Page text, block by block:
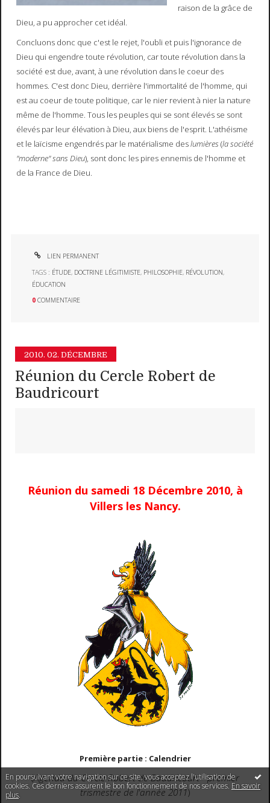
En poursuivant votre navigation sur ce site, vous acceptez l'utilisation de
cookies. Ces derniers assurent le bon fonctionnement de nos services. En savoir
plus.
raison de la grâce de
Dieu, a pu approcher cet idéal.
Concluons donc que c'est le rejet, l'oubli et puis l'ignorance de
Dieu qui engendre toute révolution, car toute révolution dans la
société est due, avant, à une révolution dans le coeur des
hommes. C'est donc Dieu, derrière l'immortalité de l'homme, qui
est au coeur de toute politique, car le nier revient à nier la nature
même de l'homme. Tous les peuples qui se sont élevés se sont
élevés par leur élévation à Dieu, aux biens de l'esprit. L'athéisme
et le laïcisme engendrés par le matérialisme deslumières (la société
"moderne" sans Dieu), sont donc les pires ennemis de l'homme et
de la France de Dieu.
LIEN PERMANENT
TAGS : ÉTUDE, DOCTRINE LÉGITIMISTE, PHILOSOPHIE, RÉVOLUTION,
ÉDUCATION
0 COMMENTAIRE
2010. 02. DÉCEMBRE
Réunion du Cercle Robert de
Baudricourt
Réunion du samedi 18 Décembre 2010, à
Villers les Nancy.
Première partie : Calendrier
(Agenda du Cercle Robert de Baudricourt - premier
trismestre de l'année 2011)